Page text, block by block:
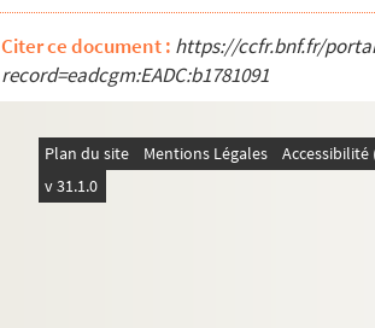
Citer ce document : https://ccfr.bnf.fr/
record=eadcgm:EADC:b1781091
Plan du site Mentions Légales
v 31.1.0